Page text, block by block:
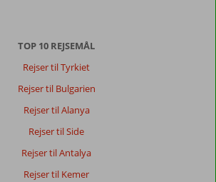
TOP 10 REJSEMÅL
Rejser til Tyrkiet
Rejser til Bulgarien
Rejser til Alanya
Rejser til Side
Rejser til Antalya
Rejser til Kemer